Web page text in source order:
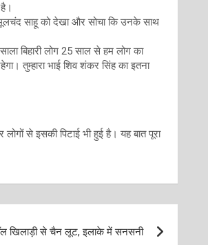
मूलचंद साहू को देखा और सोचा कि उनके साथ
बिहारी लोग 25 साल से हम लोग का
तुम्हारा भाई शिव शंकर सिंह का इतना
से इसकी पिटाई भी हुई है। यह बात पूरा
खिलाड़ी से चैन लूट, इलाके में सनसनी